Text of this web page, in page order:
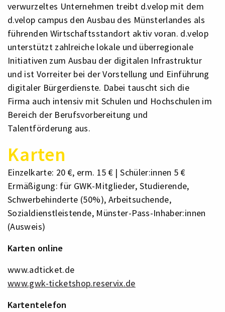
verwurzeltes Unternehmen treibt d.velop mit dem
d.velop campus den Ausbau des Münsterlandes als
führenden Wirtschaftsstandort aktiv voran. d.velop
unterstützt zahlreiche lokale und überregionale
Initiativen zum Ausbau der digitalen Infrastruktur
und ist Vorreiter bei der Vorstellung und Einführung
digitaler Bürgerdienste. Dabei tauscht sich die
Firma auch intensiv mit Schulen und Hochschulen im
Bereich der Berufsvorbereitung und
Talentförderung aus.
Karten
Einzelkarte: 20 €, erm. 15 € | Schüler:innen 5 €
Ermäßigung: für GWK-Mitglieder, Studierende,
Schwerbehinderte (50%), Arbeitsuchende,
Sozialdienstleistende, Münster-Pass-Inhaber:innen
(Ausweis)
Karten online
www.adticket.de
www.gwk-ticketshop.reservix.de
Kartentelefon